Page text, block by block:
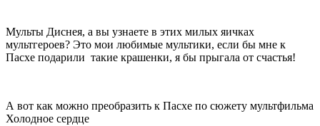
Мульты Диснея, а вы узнаете в этих милых яичках
мультгероев? Это мои любимые мультики, если бы мне к
Пасхе подарили такие крашенки, я бы прыгала от счастья!
А вот как можно преобразить к Пасхе по сюжету мультфильма
Холодное сердце